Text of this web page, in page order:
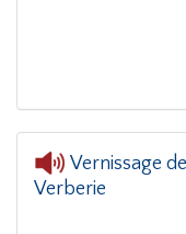
Vernissage
Verberie